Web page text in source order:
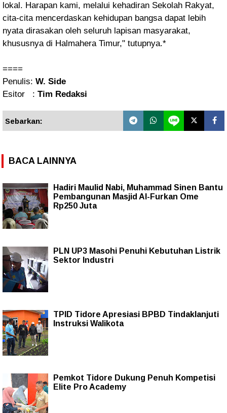
lokal. Harapan kami, melalui kehadiran Sekolah Rakyat,
cita-cita mencerdaskan kehidupan bangsa dapat lebih
nyata dirasakan oleh seluruh lapisan masyarakat,
khususnya di Halmahera Timur," tutupnya.*
====
Penulis: W. Side
Esitor : Tim Redaksi
Sebarkan:
BACA LAINNYA
Hadiri Maulid Nabi, Muhammad Sinen Bantu
Pembangunan Masjid Al-Furkan Ome
Rp250 Juta
PLN UP3 Masohi Penuhi Kebutuhan Listrik
Sektor Industri
TPID Tidore Apresiasi BPBD Tindaklanjuti
Instruksi Walikota
Pemkot Tidore Dukung Penuh Kompetisi
Elite Pro Academy